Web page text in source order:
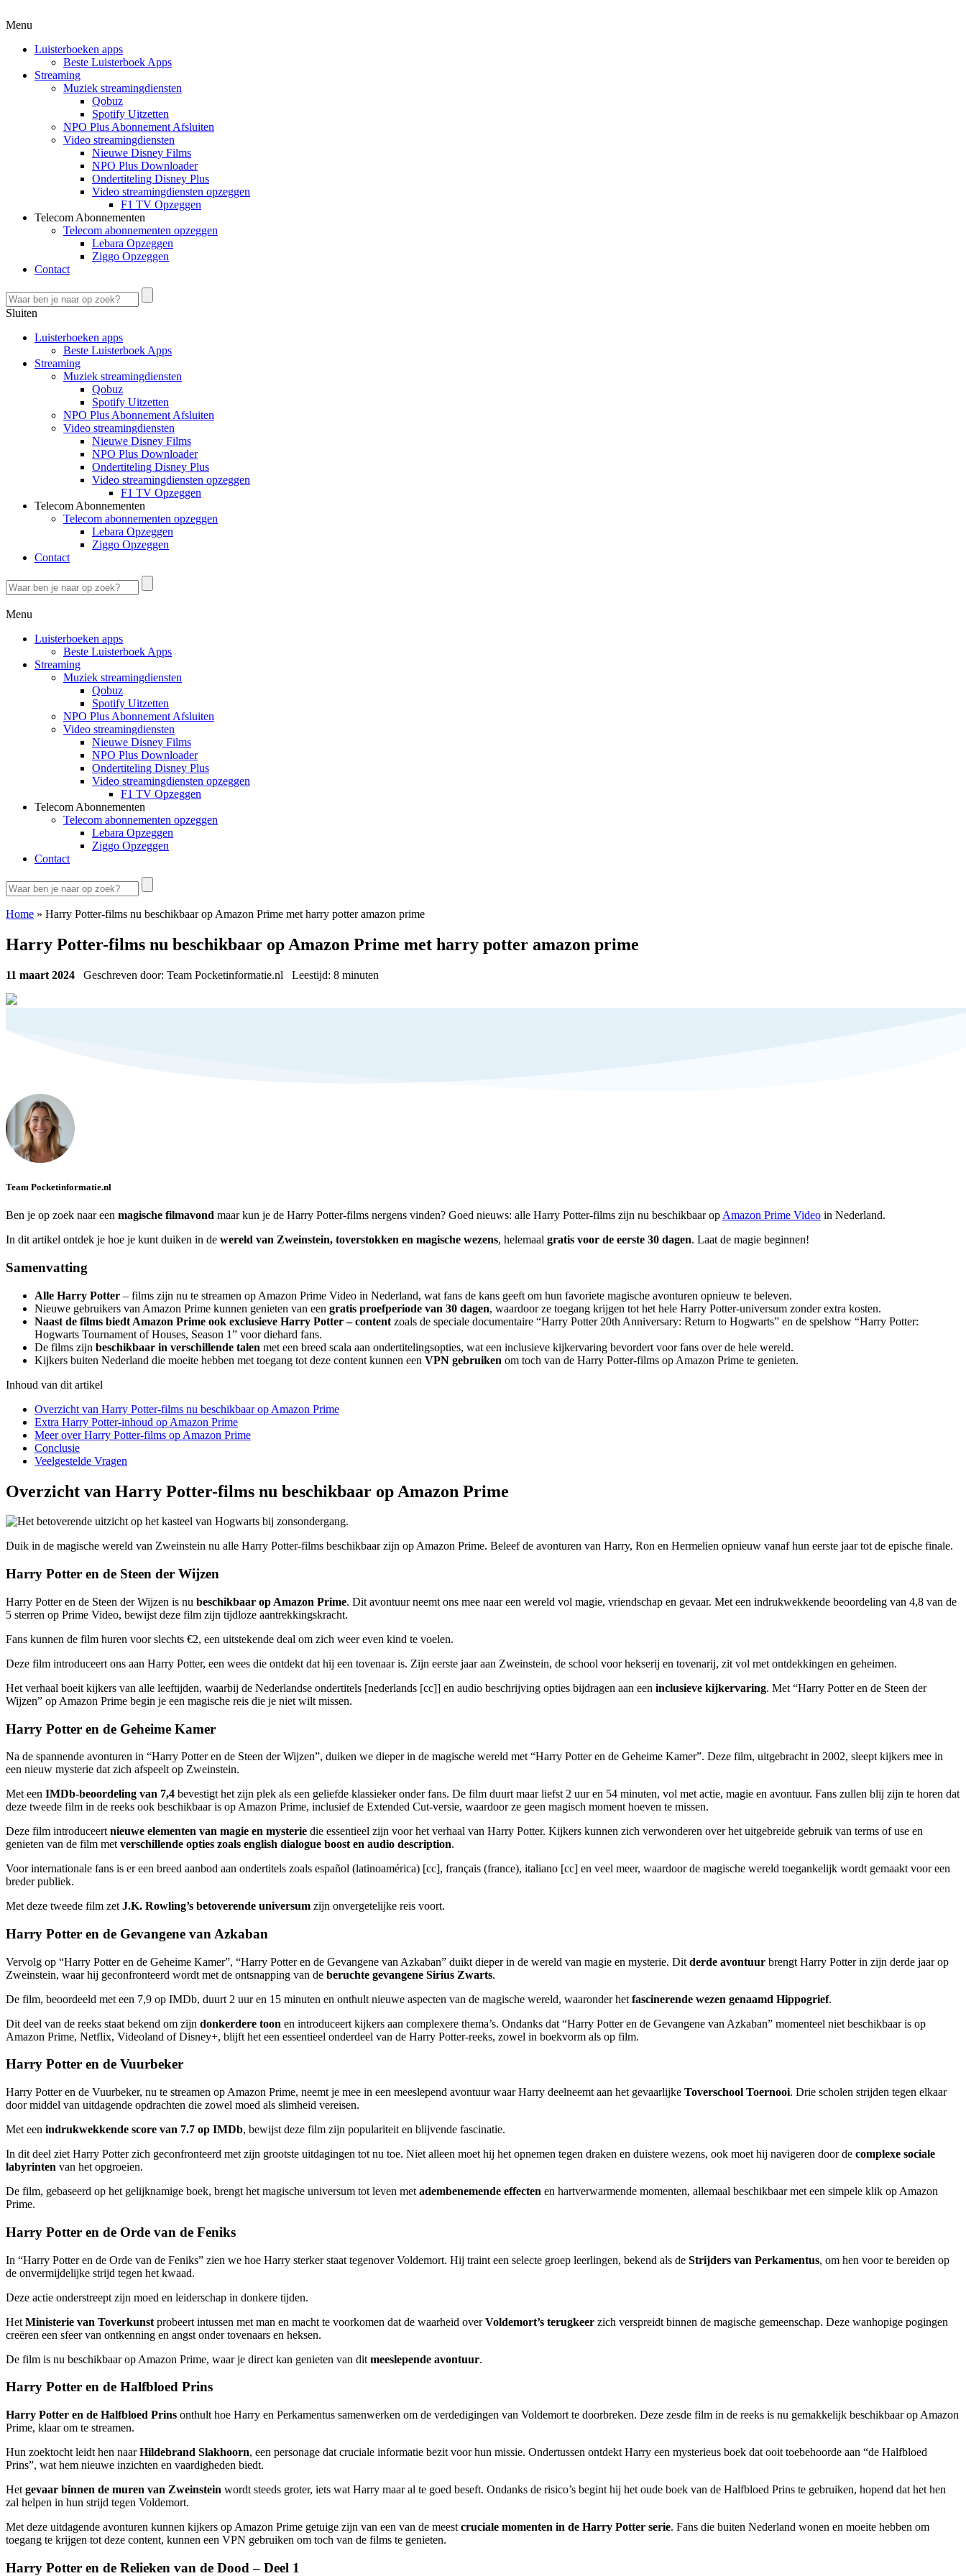
Menu
Luisterboeken apps
Beste Luisterboek Apps
Streaming
Muziek streamingdiensten
Qobuz
Spotify Uitzetten
NPO Plus Abonnement Afsluiten
Video streamingdiensten
Nieuwe Disney Films
NPO Plus Downloader
Ondertiteling Disney Plus
Video streamingdiensten opzeggen
F1 TV Opzeggen
Telecom Abonnementen
Telecom abonnementen opzeggen
Lebara Opzeggen
Ziggo Opzeggen
Contact
Sluiten
Luisterboeken apps
Beste Luisterboek Apps
Streaming
Muziek streamingdiensten
Qobuz
Spotify Uitzetten
NPO Plus Abonnement Afsluiten
Video streamingdiensten
Nieuwe Disney Films
NPO Plus Downloader
Ondertiteling Disney Plus
Video streamingdiensten opzeggen
F1 TV Opzeggen
Telecom Abonnementen
Telecom abonnementen opzeggen
Lebara Opzeggen
Ziggo Opzeggen
Contact
Menu
Luisterboeken apps
Beste Luisterboek Apps
Streaming
Muziek streamingdiensten
Qobuz
Spotify Uitzetten
NPO Plus Abonnement Afsluiten
Video streamingdiensten
Nieuwe Disney Films
NPO Plus Downloader
Ondertiteling Disney Plus
Video streamingdiensten opzeggen
F1 TV Opzeggen
Telecom Abonnementen
Telecom abonnementen opzeggen
Lebara Opzeggen
Ziggo Opzeggen
Contact
Home » Harry Potter-films nu beschikbaar op Amazon Prime met harry potter amazon prime
Harry Potter-films nu beschikbaar op Amazon Prime met harry potter amazon prime
11 maart 2024 Geschreven door: Team Pocketinformatie.nl Leestijd: 8 minuten
Team Pocketinformatie.nl
Ben je op zoek naar een magische filmavond maar kun je de Harry Potter-films nergens vinden? Goed nieuws: alle Harry Potter-films zijn nu beschikbaar op Amazon Prime Video in Nederland.
In dit artikel ontdek je hoe je kunt duiken in de wereld van Zweinstein, toverstokken en magische wezens, helemaal gratis voor de eerste 30 dagen. Laat de magie beginnen!
Samenvatting
Alle Harry Potter – films zijn nu te streamen op Amazon Prime Video in Nederland, wat fans de kans geeft om hun favoriete magische avonturen opnieuw te beleven.
Nieuwe gebruikers van Amazon Prime kunnen genieten van een gratis proefperiode van 30 dagen, waardoor ze toegang krijgen tot het hele Harry Potter-universum zonder extra kosten.
Naast de films biedt Amazon Prime ook exclusieve Harry Potter– content zoals de speciale documentaire “Harry Potter 20th Anniversary: Return to Hogwarts” en de spelshow “Harry Potter:
Hogwarts Tournament of Houses, Season 1” voor diehard fans.
De films zijn beschikbaar in verschillende talen met een breed scala aan ondertitelingsopties, wat een inclusieve kijkervaring bevordert voor fans over de hele wereld.
Kijkers buiten Nederland die moeite hebben met toegang tot deze content kunnen een VPN gebruiken om toch van de Harry Potter-films op Amazon Prime te genieten.
Inhoud van dit artikel
Overzicht van Harry Potter-films nu beschikbaar op Amazon Prime
Extra Harry Potter-inhoud op Amazon Prime
Meer over Harry Potter-films op Amazon Prime
Conclusie
Veelgestelde Vragen
Overzicht van Harry Potter-films nu beschikbaar op Amazon Prime
Duik in de magische wereld van Zweinstein nu alle Harry Potter-films beschikbaar zijn op Amazon Prime. Beleef de avonturen van Harry, Ron en Hermelien opnieuw vanaf hun eerste jaar tot de epische finale.
Harry Potter en de Steen der Wijzen
Harry Potter en de Steen der Wijzen is nu beschikbaar op Amazon Prime. Dit avontuur neemt ons mee naar een wereld vol magie, vriendschap en gevaar. Met een indrukwekkende beoordeling van 4,8 van de
5 sterren op Prime Video, bewijst deze film zijn tijdloze aantrekkingskracht.
Fans kunnen de film huren voor slechts €2, een uitstekende deal om zich weer even kind te voelen.
Deze film introduceert ons aan Harry Potter, een wees die ontdekt dat hij een tovenaar is. Zijn eerste jaar aan Zweinstein, de school voor hekserij en tovenarij, zit vol met ontdekkingen en geheimen.
Het verhaal boeit kijkers van alle leeftijden, waarbij de Nederlandse ondertitels [nederlands [cc]] en audio beschrijving opties bijdragen aan een inclusieve kijkervaring. Met “Harry Potter en de Steen der
Wijzen” op Amazon Prime begin je een magische reis die je niet wilt missen.
Harry Potter en de Geheime Kamer
Na de spannende avonturen in “Harry Potter en de Steen der Wijzen”, duiken we dieper in de magische wereld met “Harry Potter en de Geheime Kamer”. Deze film, uitgebracht in 2002, sleept kijkers mee in
een nieuw mysterie dat zich afspeelt op Zweinstein.
Met een IMDb-beoordeling van 7,4 bevestigt het zijn plek als een geliefde klassieker onder fans. De film duurt maar liefst 2 uur en 54 minuten, vol met actie, magie en avontuur. Fans zullen blij zijn te horen dat
deze tweede film in de reeks ook beschikbaar is op Amazon Prime, inclusief de Extended Cut-versie, waardoor ze geen magisch moment hoeven te missen.
Deze film introduceert nieuwe elementen van magie en mysterie die essentieel zijn voor het verhaal van Harry Potter. Kijkers kunnen zich verwonderen over het uitgebreide gebruik van terms of use en
genieten van de film met verschillende opties zoals english dialogue boost en audio description.
Voor internationale fans is er een breed aanbod aan ondertitels zoals español (latinoamérica) [cc], français (france), italiano [cc] en veel meer, waardoor de magische wereld toegankelijk wordt gemaakt voor een
breder publiek.
Met deze tweede film zet J.K. Rowling’s betoverende universum zijn onvergetelijke reis voort.
Harry Potter en de Gevangene van Azkaban
Vervolg op “Harry Potter en de Geheime Kamer”, “Harry Potter en de Gevangene van Azkaban” duikt dieper in de wereld van magie en mysterie. Dit derde avontuur brengt Harry Potter in zijn derde jaar op
Zweinstein, waar hij geconfronteerd wordt met de ontsnapping van de beruchte gevangene Sirius Zwarts.
De film, beoordeeld met een 7,9 op IMDb, duurt 2 uur en 15 minuten en onthult nieuwe aspecten van de magische wereld, waaronder het fascinerende wezen genaamd Hippogrief.
Dit deel van de reeks staat bekend om zijn donkerdere toon en introduceert kijkers aan complexere thema’s. Ondanks dat “Harry Potter en de Gevangene van Azkaban” momenteel niet beschikbaar is op
Amazon Prime, Netflix, Videoland of Disney+, blijft het een essentieel onderdeel van de Harry Potter-reeks, zowel in boekvorm als op film.
Harry Potter en de Vuurbeker
Harry Potter en de Vuurbeker, nu te streamen op Amazon Prime, neemt je mee in een meeslepend avontuur waar Harry deelneemt aan het gevaarlijke Toverschool Toernooi. Drie scholen strijden tegen elkaar
door middel van uitdagende opdrachten die zowel moed als slimheid vereisen.
Met een indrukwekkende score van 7.7 op IMDb, bewijst deze film zijn populariteit en blijvende fascinatie.
In dit deel ziet Harry Potter zich geconfronteerd met zijn grootste uitdagingen tot nu toe. Niet alleen moet hij het opnemen tegen draken en duistere wezens, ook moet hij navigeren door de complexe sociale
labyrinten van het opgroeien.
De film, gebaseerd op het gelijknamige boek, brengt het magische universum tot leven met adembenemende effecten en hartverwarmende momenten, allemaal beschikbaar met een simpele klik op Amazon
Prime.
Harry Potter en de Orde van de Feniks
In “Harry Potter en de Orde van de Feniks” zien we hoe Harry sterker staat tegenover Voldemort. Hij traint een selecte groep leerlingen, bekend als de Strijders van Perkamentus, om hen voor te bereiden op
de onvermijdelijke strijd tegen het kwaad.
Deze actie onderstreept zijn moed en leiderschap in donkere tijden.
Het Ministerie van Toverkunst probeert intussen met man en macht te voorkomen dat de waarheid overVoldemort’s terugkeer zich verspreidt binnen de magische gemeenschap. Deze wanhopige pogingen
creëren een sfeer van ontkenning en angst onder tovenaars en heksen.
De film is nu beschikbaar op Amazon Prime, waar je direct kan genieten van dit meeslepende avontuur.
Harry Potter en de Halfbloed Prins
Harry Potter en de Halfbloed Prins onthult hoe Harry en Perkamentus samenwerken om de verdedigingen van Voldemort te doorbreken. Deze zesde film in de reeks is nu gemakkelijk beschikbaar op Amazon
Prime, klaar om te streamen.
Hun zoektocht leidt hen naarHildebrand Slakhoorn, een personage dat cruciale informatie bezit voor hun missie. Ondertussen ontdekt Harry een mysterieus boek dat ooit toebehoorde aan “de Halfbloed
Prins”, wat hem nieuwe inzichten en vaardigheden biedt.
Het gevaar binnen de muren van Zweinstein wordt steeds groter, iets wat Harry maar al te goed beseft. Ondanks de risico’s begint hij het oude boek van de Halfbloed Prins te gebruiken, hopend dat het hen
zal helpen in hun strijd tegen Voldemort.
Met deze uitdagende avonturen kunnen kijkers op Amazon Prime getuige zijn van een van de meest cruciale momenten in de Harry Potter serie. Fans die buiten Nederland wonen en moeite hebben om
toegang te krijgen tot deze content, kunnen een VPN gebruiken om toch van de films te genieten.
Harry Potter en de Relieken van de Dood – Deel 1